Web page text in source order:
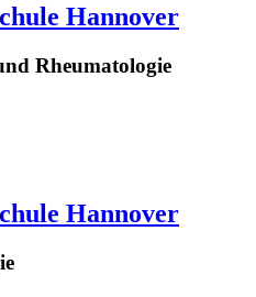
Hannover
Rheumatologie
Hannover